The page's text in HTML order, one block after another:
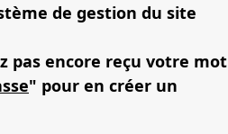
de gestion du site
pas encore reçu votre mot
" pour en créer un